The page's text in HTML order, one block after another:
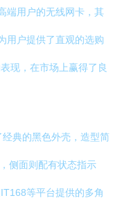
端用户的无线网卡，其
用户提供了直观的选购
现，在市场上赢得了良
典的黑色外壳，造型简
侧面则配有状态指示
等平台提供的多角